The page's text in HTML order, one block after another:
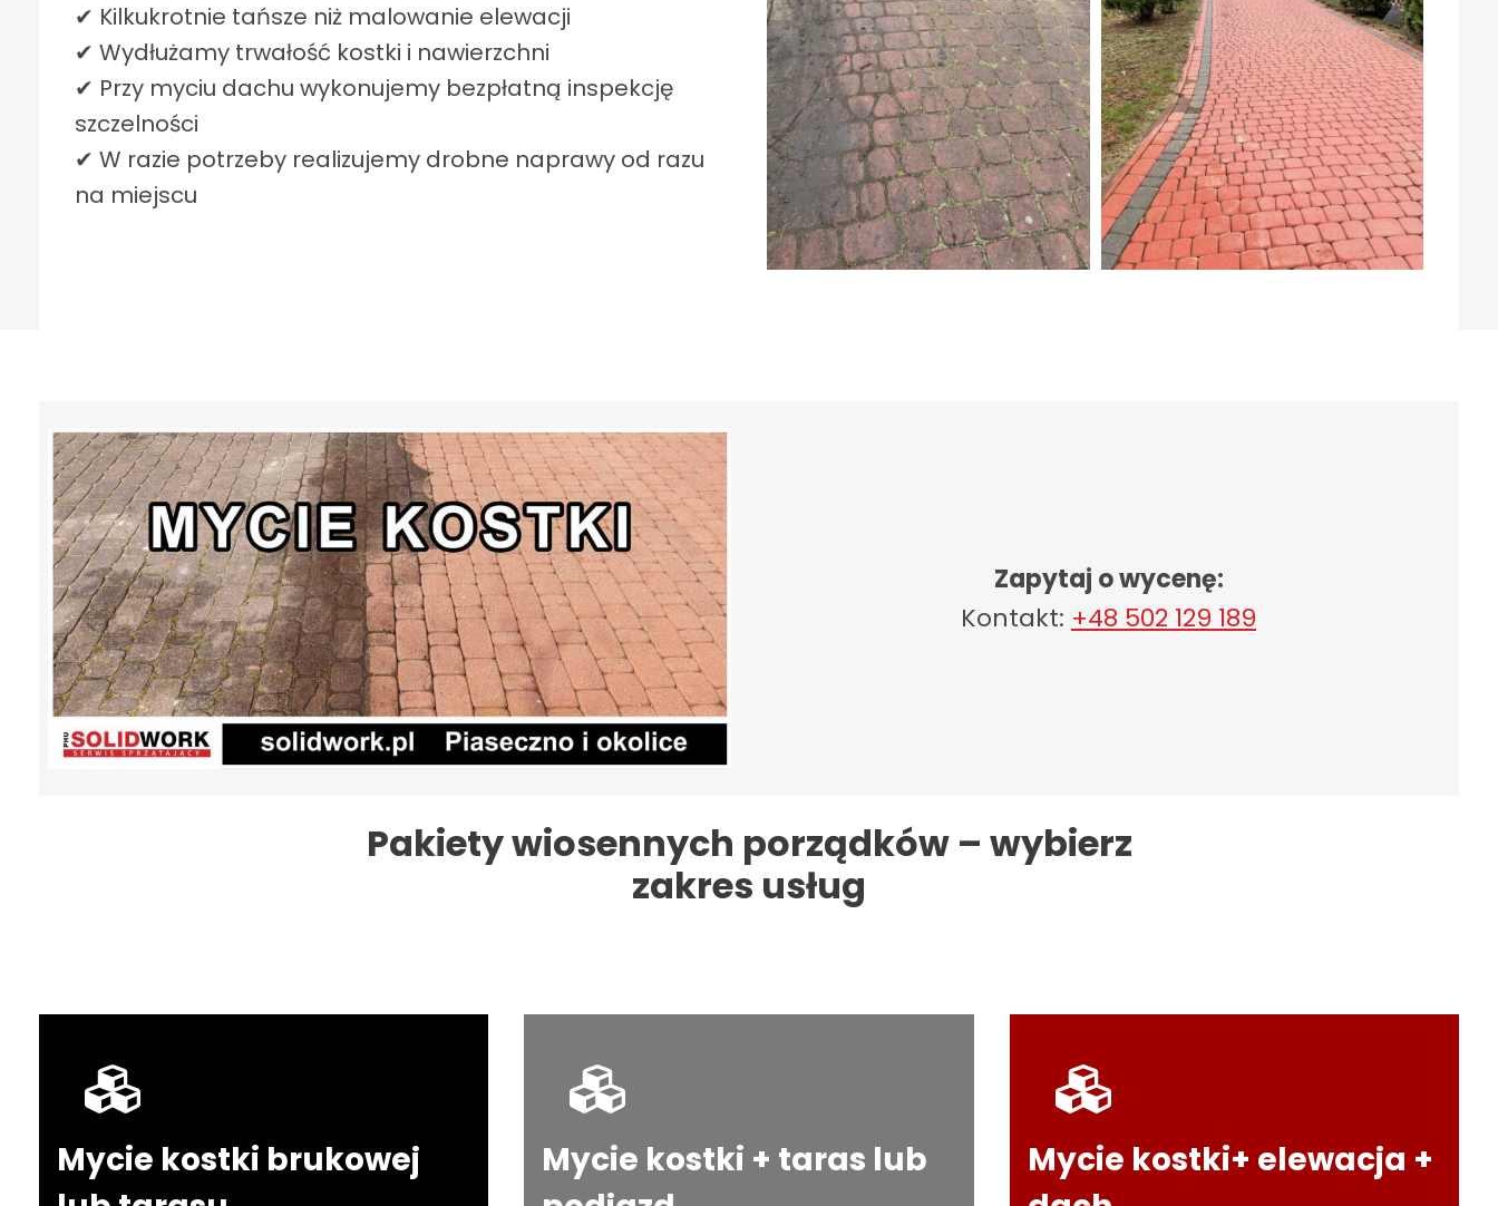
✔ Kilkukrotnie tańsze niż malowanie elewacji
✔ Wydłużamy trwałość kostki i nawierzchni
✔ Przy myciu dachu wykonujemy bezpłatną inspekcję
szczelności
✔ W razie potrzeby realizujemy drobne naprawy od razu
na miejscu
Zapytaj o wycenę:
Kontakt: +48 502 129 189
Pakiety wiosennych porządków – wybierz
zakres usług
Mycie kostki brukowej
Mycie kostki + taras lub
Mycie kostki+ elewacja +